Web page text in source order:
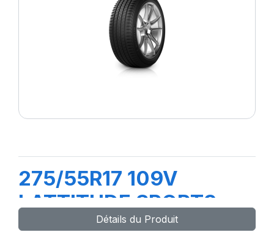
275/55R17 109V
LATTITUDE SPORT3
Détails du Produit